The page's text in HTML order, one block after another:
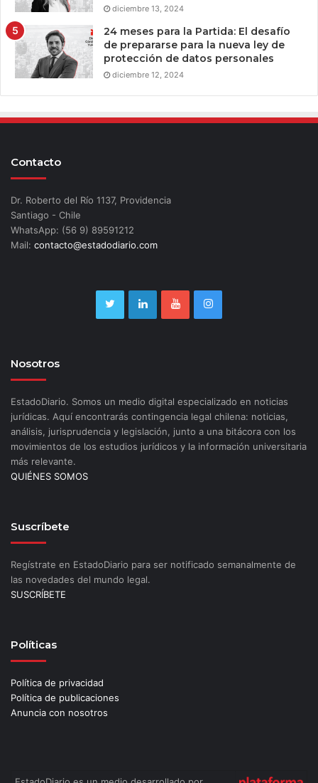
diciembre 13, 2024
24 meses para la Partida: El desafío
de prepararse para la nueva ley de
protección de datos personales
diciembre 12, 2024
Contacto
Dr. Roberto del Río 1137, Providencia
Santiago - Chile
WhatsApp: (56 9) 89591212
Mail: contacto@estadodiario.com
Nosotros
EstadoDiario. Somos un medio digital especializado en noticias
jurídicas. Aquí encontrarás contingencia legal chilena: noticias,
análisis, jurisprudencia y legislación, junto a una bitácora con los
movimientos de los estudios jurídicos y la información universitaria
más relevante.
QUIÉNES SOMOS
Suscríbete
Regístrate en EstadoDiario para ser notificado semanalmente de
las novedades del mundo legal.
SUSCRÍBETE
Políticas
Política de privacidad
Política de publicaciones
Anuncia con nosotros